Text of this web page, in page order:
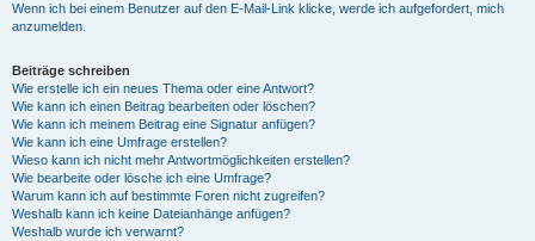
Wenn ich bei einem Benutzer auf den E-Mail-Link klicke, werde ich aufgefordert, mich
anzumelden.
Beiträge schreiben
Wie erstelle ich ein neues Thema oder eine Antwort?
Wie kann ich einen Beitrag bearbeiten oder löschen?
Wie kann ich meinem Beitrag eine Signatur anfügen?
Wie kann ich eine Umfrage erstellen?
Wieso kann ich nicht mehr Antwortmöglichkeiten erstellen?
Wie bearbeite oder lösche ich eine Umfrage?
Warum kann ich auf bestimmte Foren nicht zugreifen?
Weshalb kann ich keine Dateianhänge anfügen?
Weshalb wurde ich verwarnt?